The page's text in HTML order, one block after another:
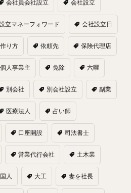
会社員会社設立 会社設立
立マネーフォワード 会社設立日
作り方 依頼先 保険代理店
個人事業主 免除 六曜
別会社 別会社設立 副業
医療法人 占い師
口座開設 司法書士
営業代行会社 土木業
人 大工 妻を社長